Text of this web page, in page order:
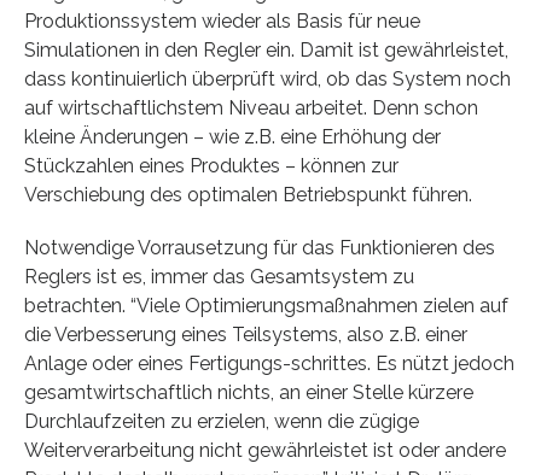
Produktionssystem wieder als Basis für neue
Simulationen in den Regler ein. Damit ist gewährleistet,
dass kontinuierlich überprüft wird, ob das System noch
auf wirtschaftlichstem Niveau arbeitet. Denn schon
kleine Änderungen – wie z.B. eine Erhöhung der
Stückzahlen eines Produktes – können zur
Verschiebung des optimalen Betriebspunkt führen.
Notwendige Vorrausetzung für das Funktionieren des
Reglers ist es, immer das Gesamtsystem zu
betrachten. “Viele Optimierungsmaßnahmen zielen auf
die Verbesserung eines Teilsystems, also z.B. einer
Anlage oder eines Fertigungs-schrittes. Es nützt jedoch
gesamtwirtschaftlich nichts, an einer Stelle kürzere
Durchlaufzeiten zu erzielen, wenn die zügige
Weiterverarbeitung nicht gewährleistet ist oder andere